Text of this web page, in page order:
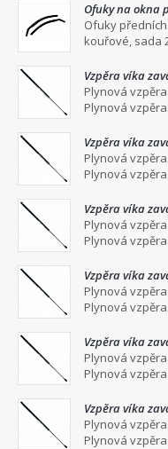
Ofuky na okna
Ofuky předních
kouřové, sada
Vzpěra víka
Plynová
Plynová
Vzpěra víka
Plynová
Plynová
Vzpěra víka
Plynová
Plynová
Vzpěra víka
Plynová
Plynová
Vzpěra víka
Plynová
Plynová
Vzpěra víka
Plynová
Plynová